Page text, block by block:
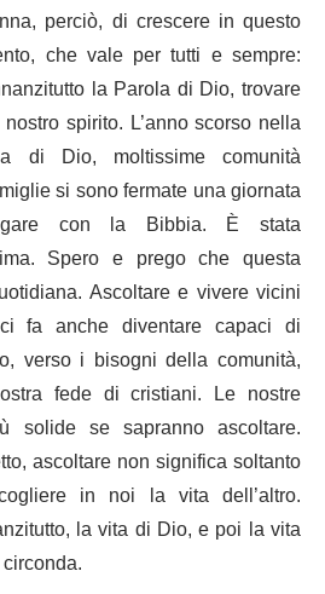
perciò, di crescere in questo
che vale per tutti e sempre:
la Parola di Dio, trovare
spirito. L’anno scorso nella
di Dio, moltissime comunità
si sono fermate una giornata
con la Bibbia. È stata
Spero e prego che questa
Ascoltare e vivere vicini
fa anche diventare capaci di
verso i bisogni della comunità,
fede di cristiani. Le nostre
solide se sapranno ascoltare.
ascoltare non significa soltanto
in noi la vita dell’altro.
la vita di Dio, e poi la vita